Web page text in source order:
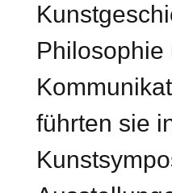
Philosophie
führten sie